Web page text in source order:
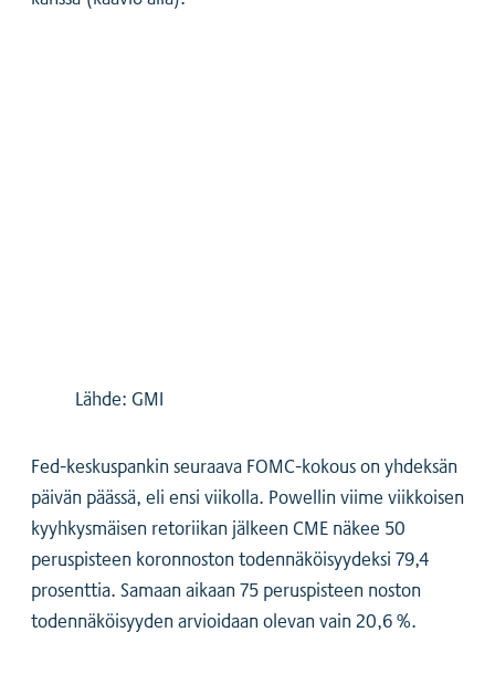
Lähde: GMI
Fed-keskuspankin seuraava FOMC-kokous on yhdeksän
päivän päässä, eli ensi viikolla. Powellin viime viikkoisen
kyyhkysmäisen retoriikan jälkeen CME näkee 50
peruspisteen koronnoston todennäköisyydeksi 79,4
prosenttia. Samaan aikaan 75 peruspisteen noston
todennäköisyyden arvioidaan olevan vain 20,6 %.